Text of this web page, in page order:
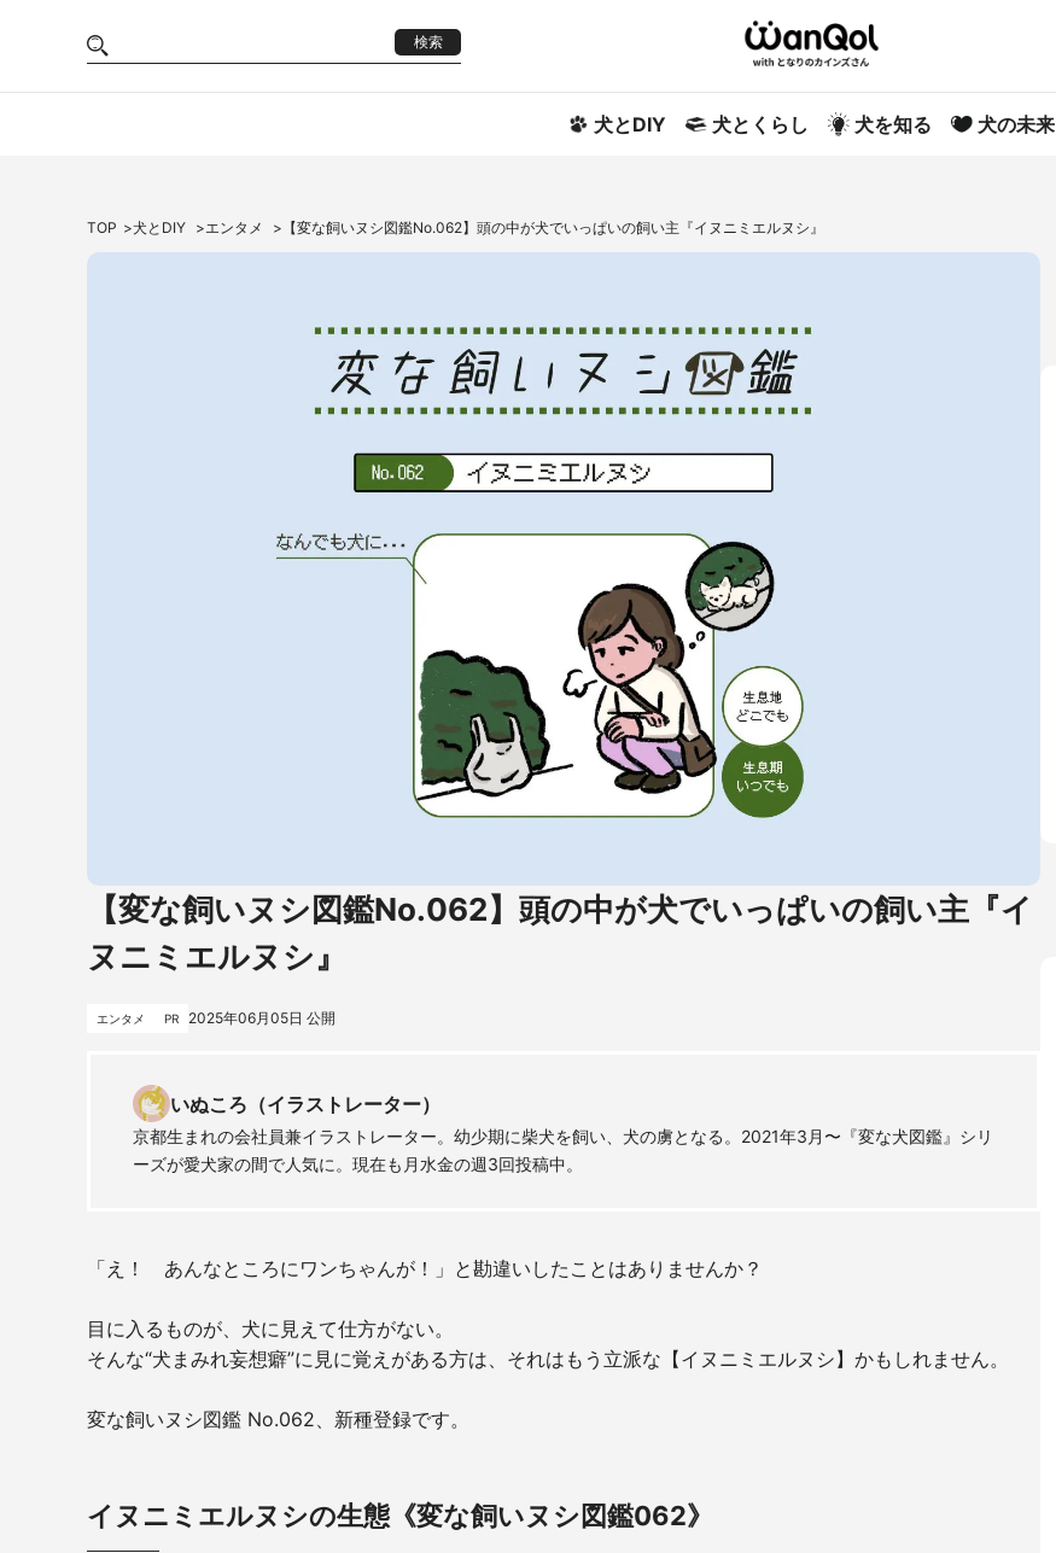
検索
犬とDIY 犬とくらし 犬を知る 犬の未来
TOP 犬とDIY エンタメ 【変な飼いヌシ図鑑No.062】頭の中が犬でいっぱいの飼い主『イヌニミエルヌシ』
【変な飼いヌシ図鑑No.062】頭の中が犬でいっぱいの飼い主『イ
ヌニミエルヌシ』
エンタメ PR 2025年06月05日 公開
いぬころ（イラストレーター）
京都生まれの会社員兼イラストレーター。幼少期に柴犬を飼い、犬の虜となる。2021年3月〜『変な犬図鑑』シリ
ーズが愛犬家の間で人気に。現在も月水金の週3回投稿中。
「え！ あんなところにワンちゃんが！」と勘違いしたことはありませんか？
目に入るものが、犬に見えて仕方がない。
そんな“犬まみれ妄想癖”に見に覚えがある方は、それはもう立派な【イヌニミエルヌシ】かもしれません。
変な飼いヌシ図鑑 No.062、新種登録です。
イヌニミエルヌシの生態《変な飼いヌシ図鑑062》